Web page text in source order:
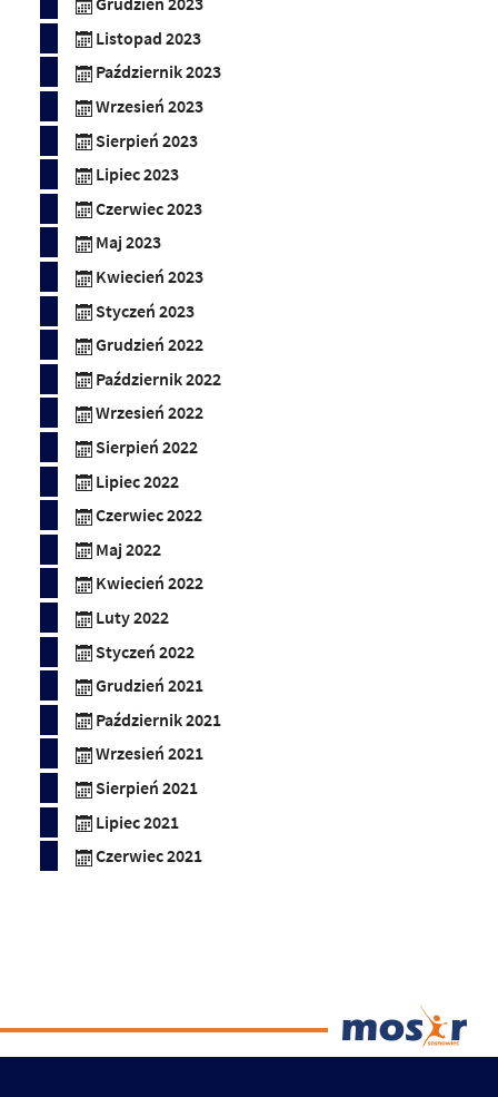
Listopad 2023
Październik 2023
Wrzesień 2023
Sierpień 2023
Lipiec 2023
Czerwiec 2023
Maj 2023
Kwiecień 2023
Styczeń 2023
Grudzień 2022
Październik 2022
Wrzesień 2022
Sierpień 2022
Lipiec 2022
Czerwiec 2022
Maj 2022
Kwiecień 2022
Luty 2022
Styczeń 2022
Grudzień 2021
Październik 2021
Wrzesień 2021
Sierpień 2021
Lipiec 2021
Czerwiec 2021